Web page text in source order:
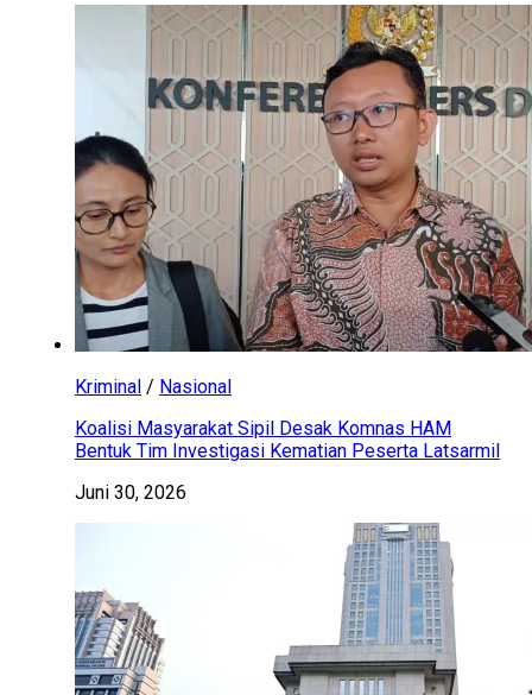
Kriminal / Nasional
Koalisi Masyarakat Sipil Desak Komnas HAM
Bentuk Tim Investigasi Kematian Peserta Latsarmil
Juni 30, 2026